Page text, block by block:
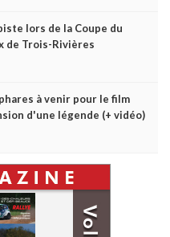
lors de la Coupe du
de Trois-Rivières
à venir pour le film
d'une légende (+ vidéo)